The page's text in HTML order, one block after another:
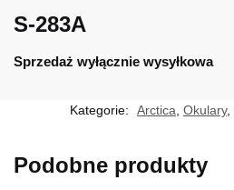
S-283A
Sprzedaż wyłącznie wysyłkowa
Kategorie: Arctica Okulary,
Podobne produkty